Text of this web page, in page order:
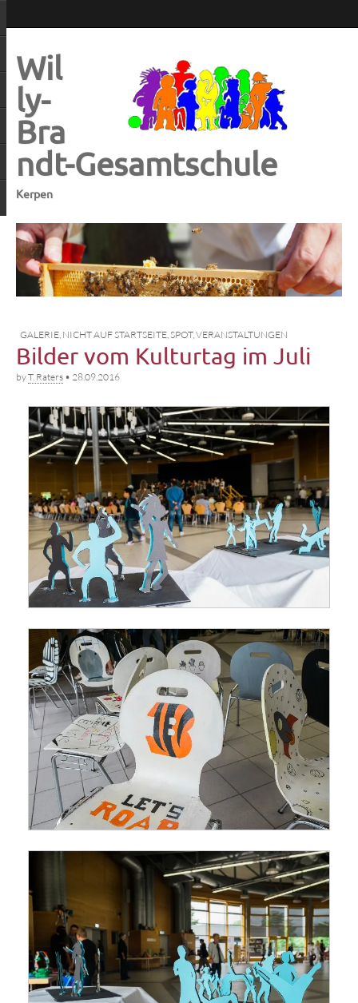
Wil
ly-
Bra
ndt-Gesamtschule
Kerpen
GALERIE, NICHT AUF STARTSEITE,SPOT,VERANSTALTUNGEN
Bilder vom Kulturtag im Juli
byT. Raters • 28.09.2016